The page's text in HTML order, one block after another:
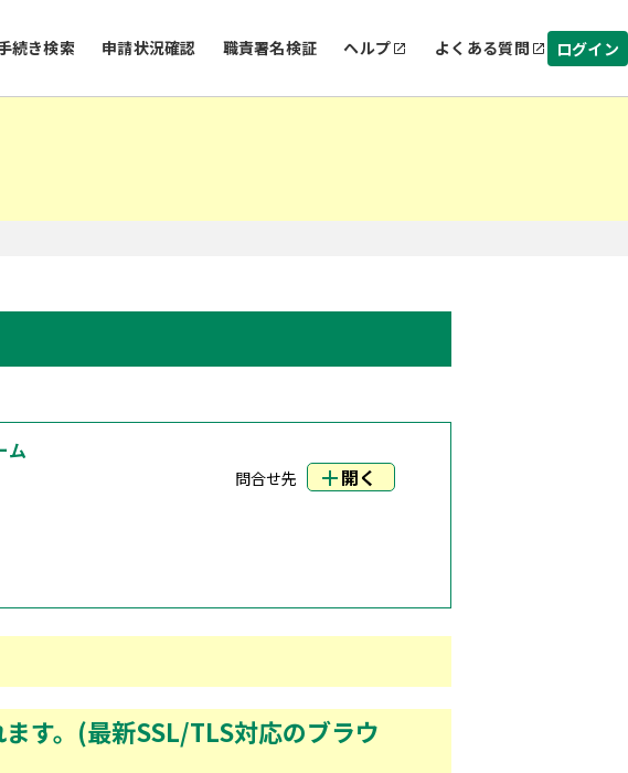
続き検索 申請状況確認 職責署名検証 ヘルプ よくある質問 ログイン
ム
問合せ先 開く
す。(最新SSL/TLS対応のブラウ